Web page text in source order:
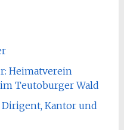
Heimatverein
Teutoburger Wald
Kantor und